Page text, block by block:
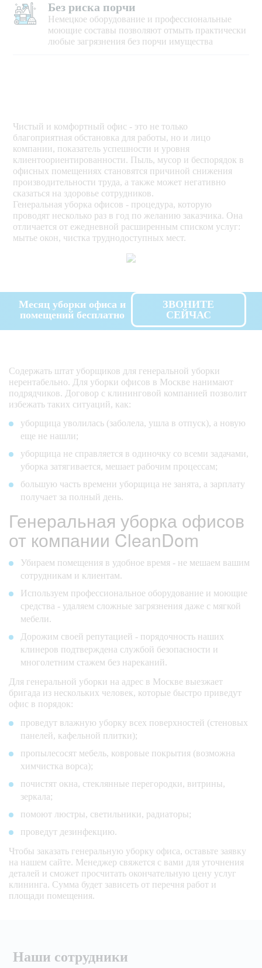
Без риска порчи
Немецкое оборудование и профессиональные
моющие составы позволяют отмыть практически
любые загрязнения без порчи имущества
Чистый и комфортный офис - это не только
благоприятная обстановка для работы, но и лицо
компании, показатель успешности и уровня
клиентоориентированности. Пыль, мусор и беспорядок в
офисных помещениях становятся причиной снижения
производительности труда, а также может негативно
сказаться на здоровье сотрудников.
Генеральная уборка офисов - процедура, которую
проводят несколько раз в год по желанию заказчика. Она
отличается от ежедневной расширенным списком услуг:
мытье окон, чистка труднодоступных мест.
Месяц уборки офиса и
помещений бесплатно
ЗВОНИТЕ
СЕЙЧАС
Содержать штат уборщиков для генеральной уборки
нерентабельно. Для уборки офисов в Москве нанимают
подрядчиков. Договор с клининговой компанией позволит
избежать таких ситуаций, как:
уборщица уволилась (заболела, ушла в отпуск), а новую
еще не нашли;
уборщица не справляется в одиночку со всеми задачами,
уборка затягивается, мешает рабочим процессам;
большую часть времени уборщица не занята, а зарплату
получает за полный день.
Генеральная уборка офисов
от компании CleanDom
Убираем помещения в удобное время - не мешаем вашим
сотрудникам и клиентам.
Используем профессиональное оборудование и моющие
средства - удаляем сложные загрязнения даже с мягкой
мебели.
Дорожим своей репутацией - порядочность наших
клинеров подтверждена службой безопасности и
многолетним стажем без нареканий.
Для генеральной уборки на адрес в Москве выезжает
бригада из нескольких человек, которые быстро приведут
офис в порядок:
проведут влажную уборку всех поверхностей (стеновых
панелей, кафельной плитки);
пропылесосят мебель, ковровые покрытия (возможна
химчистка ворса);
почистят окна, стеклянные перегородки, витрины,
зеркала;
помоют люстры, светильники, радиаторы;
проведут дезинфекцию.
Чтобы заказать генеральную уборку офиса, оставьте заявку
на нашем сайте. Менеджер свяжется с вами для уточнения
деталей и сможет просчитать окончательную цену услуг
клининга. Сумма будет зависеть от перечня работ и
площади помещения.
Наши сотрудники